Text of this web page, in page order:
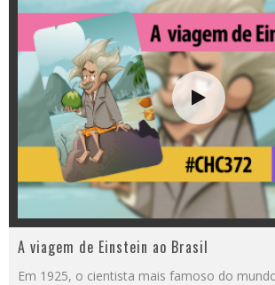
A viagem de Einstein ao Brasil
Em 1925, o cientista mais famoso do